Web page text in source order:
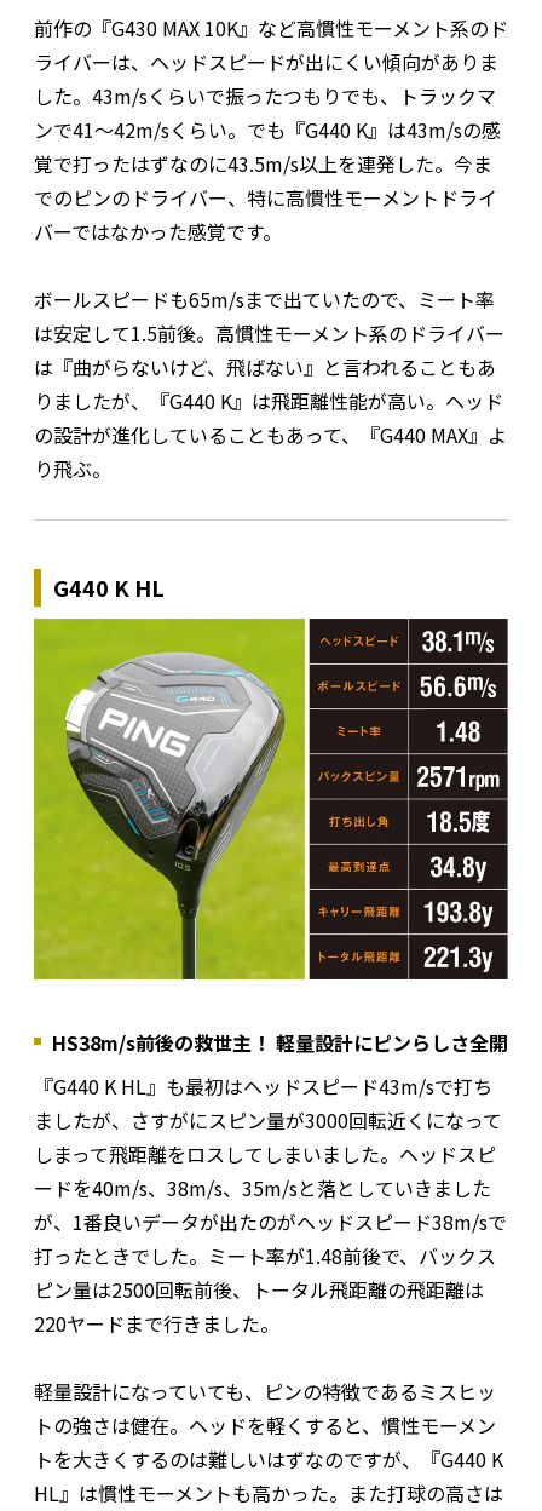
前作の『G430 MAX 10K』など高慣性モーメント系のド
ライバーは、ヘッドスピードが出にくい傾向がありま
した。43m/sくらいで振ったつもりでも、トラックマ
ンで41～42m/sくらい。でも『G440 K』は43m/sの感
覚で打ったはずなのに43.5m/s以上を連発した。今ま
でのピンのドライバー、特に高慣性モーメントドライ
バーではなかった感覚です。
ボールスピードも65m/sまで出ていたので、ミート率
は安定して1.5前後。高慣性モーメント系のドライバー
は『曲がらないけど、飛ばない』と言われることもあ
りましたが、『G440 K』は飛距離性能が高い。ヘッド
の設計が進化していることもあって、『G440 MAX』よ
り飛ぶ。
G440 K HL
HS38m/s前後の救世主！ 軽量設計にピンらしさ全開
『G440 K HL』も最初はヘッドスピード43m/sで打ち
ましたが、さすがにスピン量が3000回転近くになって
しまって飛距離をロスしてしまいました。ヘッドスピ
ードを40m/s、38m/s、35m/sと落としていきました
が、1番良いデータが出たのがヘッドスピード38m/sで
打ったときでした。ミート率が1.48前後で、バックス
ピン量は2500回転前後、トータル飛距離の飛距離は
220ヤードまで行きました。
軽量設計になっていても、ピンの特徴であるミスヒッ
トの強さは健在。ヘッドを軽くすると、慣性モーメン
トを大きくするのは難しいはずなのですが、『G440 K
HL』は慣性モーメントも高かった。また打球の高さは